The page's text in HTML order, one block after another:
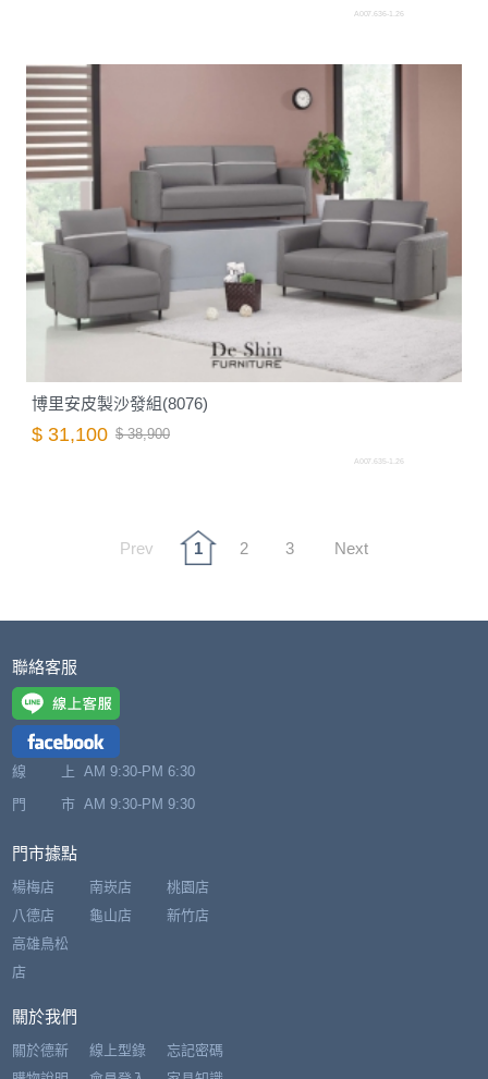
A007.636-1.26
博里安皮製沙發組(8076)
$ 31,100 $ 38,900
A007.635-1.26
Prev 1 2 3 Next
聯絡客服
線 上 AM 9:30-PM 6:30
門 市 AM 9:30-PM 9:30
門市據點
楊梅店
八德店
南崁店
龜山店
桃園店
新竹店
高雄鳥松
店
關於我們
關於德新
線上型錄
忘記密碼